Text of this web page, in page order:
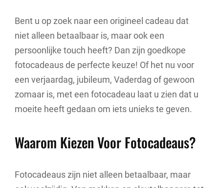
Bent u op zoek naar een origineel cadeau dat
niet alleen betaalbaar is, maar ook een
persoonlijke touch heeft? Dan zijn goedkope
fotocadeaus de perfecte keuze! Of het nu voor
een verjaardag, jubileum, Vaderdag of gewoon
zomaar is, met een fotocadeau laat u zien dat u
moeite heeft gedaan om iets unieks te geven.
Waarom Kiezen Voor Fotocadeaus?
Fotocadeaus zijn niet alleen betaalbaar, maar